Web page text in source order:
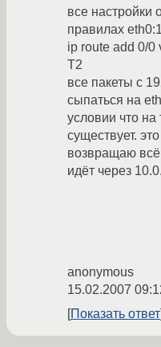
все настройки
правилах
ip route add 0/0
T2
все пакеты с
сыпаться на
условии что
существует.
возвращаю всё
идёт через
anonymous
15.02.2007
Показать ответ